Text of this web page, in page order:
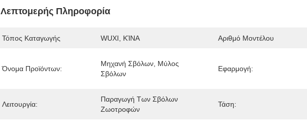
Λεπτομερής Πληροφορία
Τόπος Καταγωγής WUXI, ΚΊΝΑ Αριθμό Μοντέλου
Όνομα Προϊόντων:
Μηχανή Σβόλων, Μύλος
Σβόλων
Εφαρμογή:
Λειτουργία:
Παραγωγή Των Σβόλων
Ζωοτροφών
Τάση: